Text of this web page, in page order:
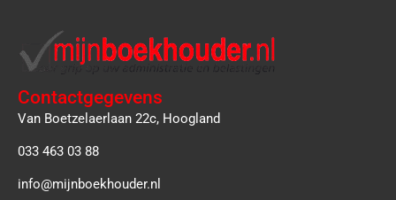
Contactgegevens
Van Boetzelaerlaan 22c, Hoogland
033 463 03 88
info@mijnboekhouder.nl